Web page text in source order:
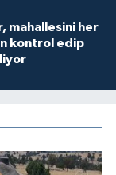
mahallesini her
kontrol edip